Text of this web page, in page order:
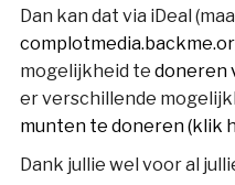
Dan kan dat via iDeal
mogelijkheid te doneren
er verschillende
munten te doneren (klik
Dank jullie wel voor al